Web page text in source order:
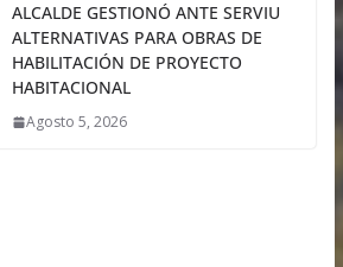
ALCALDE GESTIONÓ ANTE SERVIU
ALTERNATIVAS PARA OBRAS DE
HABILITACIÓN DE PROYECTO
HABITACIONAL
Agosto 5, 2026